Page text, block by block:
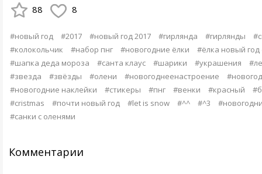
88 8
#новый год #2017 #новый год 2017 #гирлянда #гирлянды
#колокольчик
#набор пнг #новогодние ёлки
#ёлка новый
#шапка деда мороза
#санта клаус #шарики #украшения
#звезда
#звёзды #олени #новогоднеенастроение
#новогодние наклейки
#стикеры #пнг #венки #красный
#cristmas
#почти новый год #let is snow #^^ #^3
#санки с оленями
Комментарии